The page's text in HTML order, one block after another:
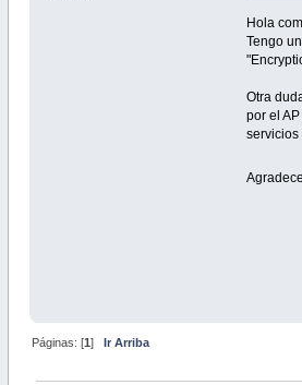
Hola
Tengo
Otra
por el
servicios
Páginas: [1] Ir Arriba